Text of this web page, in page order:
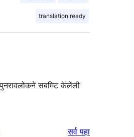
translation ready
सबमिट केलेली
सर्वपुनरावलोकने
पहा